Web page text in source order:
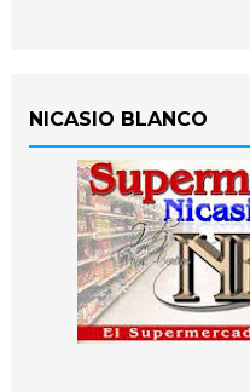
NICASIO BLANCO